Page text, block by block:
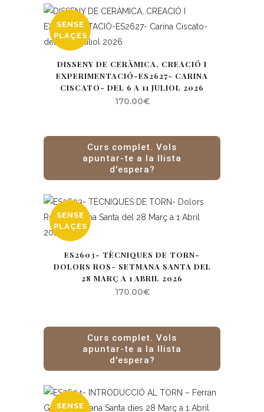
SENSE
PLAÇES
DISSENY DE CERÀMICA, CREACIÓ I
EXPERIMENTACIÓ-ES2627- CARINA
CISCATO- DEL 6 A 11 JULIOL 2026
170.00€
Curs complet. Vols
apuntar-te a la llista
d'espera?
SENSE
PLAÇES
ES2603- TÈCNIQUES DE TORN-
DOLORS ROS- SETMANA SANTA DEL
28 MARÇ A 1 ABRIL 2026
170.00€
Curs complet. Vols
apuntar-te a la llista
d'espera?
SENSE